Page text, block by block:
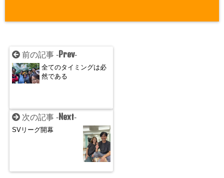
前の記事 -Prev-
全てのタイミングは必
然である
次の記事 -Next-
SVリーグ開幕